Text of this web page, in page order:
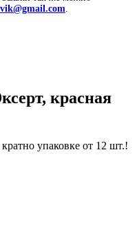
красная
упаковке от 12 шт.!